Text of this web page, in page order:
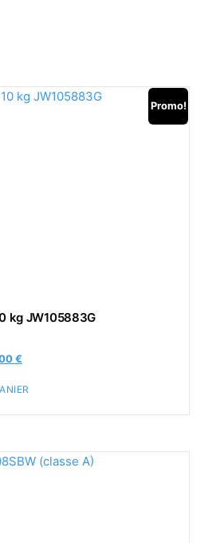
Promo!
kg JW105883G
€Le
actuel